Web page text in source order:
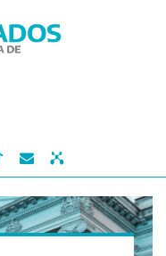
 